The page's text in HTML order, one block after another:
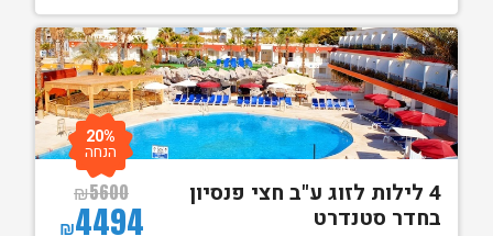
4 לילות לזוג ע"ב חצי פנסיון
בחדר סטנדרט
₪5600
₪4494
20%
הנחה